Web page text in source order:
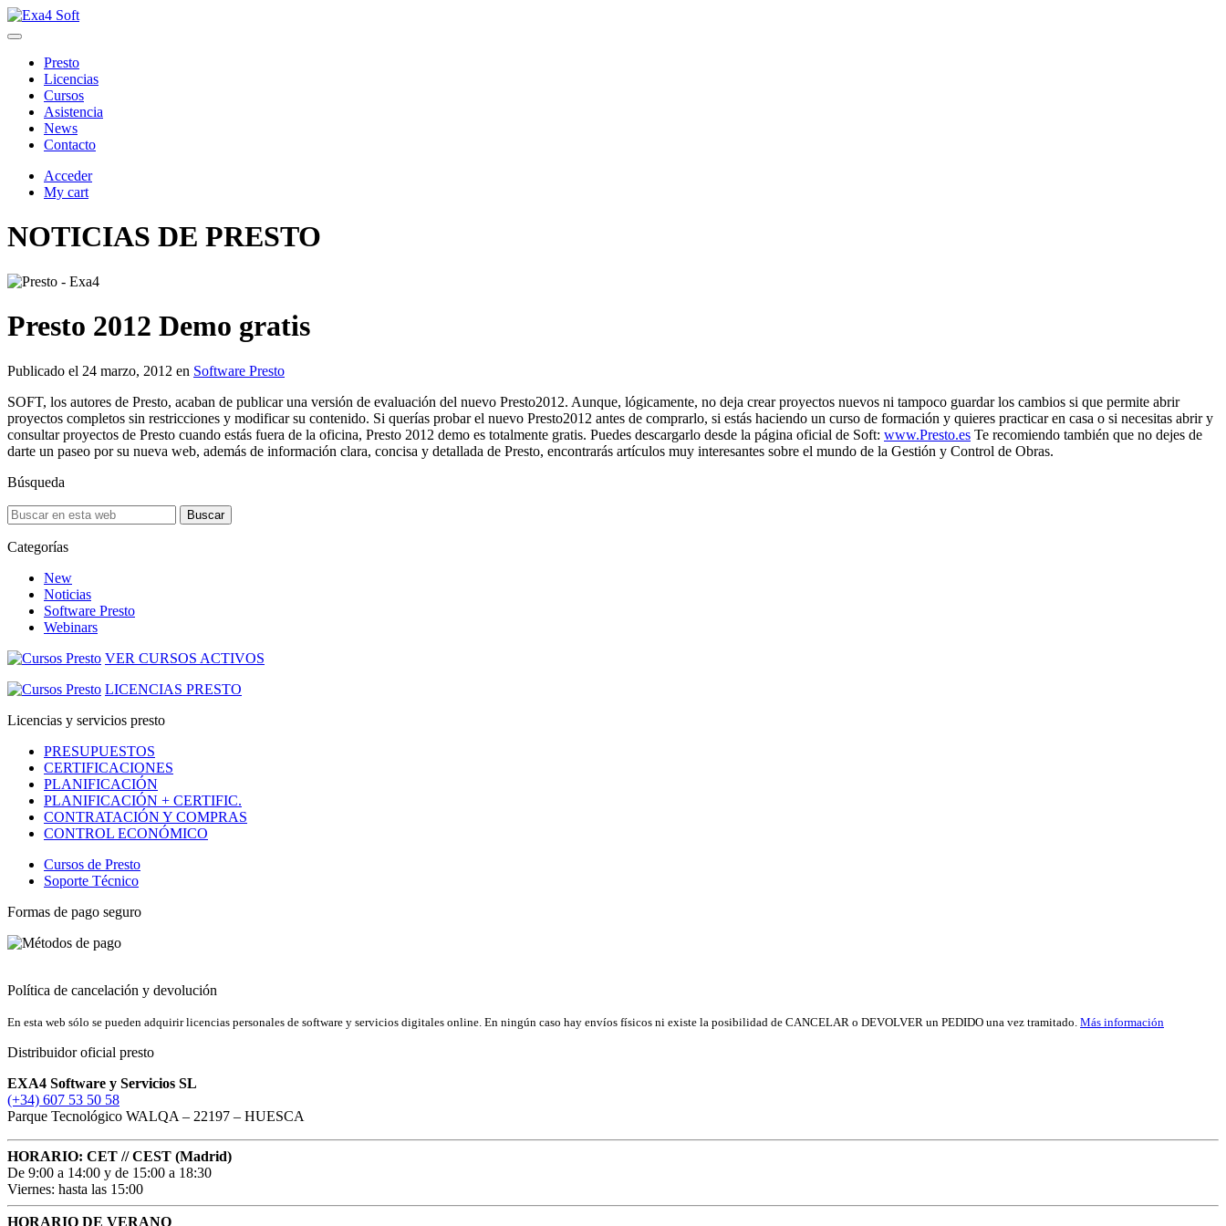
Presto
Licencias
Cursos
Asistencia
News
Contacto
Acceder
My cart
NOTICIAS DE PRESTO
Presto 2012 Demo gratis
Publicado el 24 marzo, 2012 en Software Presto
SOFT, los autores de Presto, acaban de publicar una versión de evaluación del nuevo Presto2012. Aunque, lógicamente, no deja crear proyectos nuevos ni tampoco guardar los cambios si que permite abrir
proyectos completos sin restricciones y modificar su contenido. Si querías probar el nuevo Presto2012 antes de comprarlo, si estás haciendo un curso de formación y quieres practicar en casa o si necesitas abrir y
consultar proyectos de Presto cuando estás fuera de la oficina, Presto 2012 demo es totalmente gratis. Puedes descargarlo desde la página oficial de Soft: www.Presto.es Te recomiendo también que no dejes de
darte un paseo por su nueva web, además de información clara, concisa y detallada de Presto, encontrarás artículos muy interesantes sobre el mundo de la Gestión y Control de Obras.
Búsqueda
Buscar
Categorías
New
Noticias
Software Presto
Webinars
VER CURSOS ACTIVOS
LICENCIAS PRESTO
Licencias y servicios presto
PRESUPUESTOS
CERTIFICACIONES
PLANIFICACIÓN
PLANIFICACIÓN + CERTIFIC.
CONTRATACIÓN Y COMPRAS
CONTROL ECONÓMICO
Cursos de Presto
Soporte Técnico
Formas de pago seguro
Política de cancelación y devolución
En esta web sólo se pueden adquirir licencias personales de software y servicios digitales online. En ningún caso hay envíos físicos ni existe la posibilidad de CANCELAR o DEVOLVER un PEDIDO una vez tramitado. Más información
Distribuidor oficial presto
EXA4 Software y Servicios SL
(+34) 607 53 50 58
Parque Tecnológico WALQA – 22197 – HUESCA
HORARIO: CET // CEST (Madrid)
De 9:00 a 14:00 y de 15:00 a 18:30
Viernes: hasta las 15:00
HORARIO DE VERANO